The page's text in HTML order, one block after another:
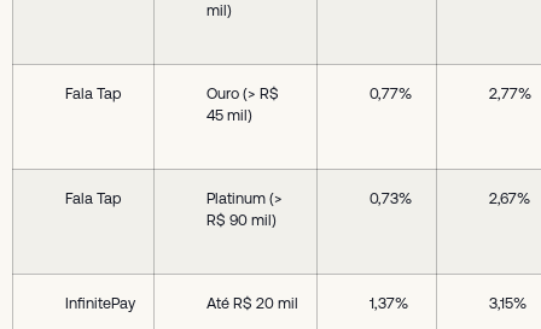
mil)
Fala Tap
Ouro (> R$
45 mil)
0,77% 2,77%
Fala Tap
Platinum (>
R$ 90 mil)
0,73% 2,67%
InfinitePay Até R$ 20 mil 1,37% 3,15%